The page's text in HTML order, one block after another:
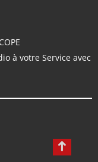
à votre Service avec